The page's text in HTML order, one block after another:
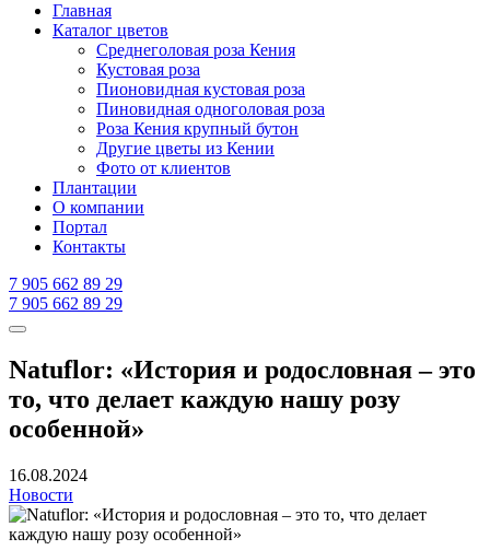
Главная
Каталог цветов
Среднеголовая роза Кения
Кустовая роза
Пионовидная кустовая роза
Пиновидная одноголовая роза
Роза Кения крупный бутон
Другие цветы из Кении
Фото от клиентов
Плантации
О компании
Портал
Контакты
7 905 662 89 29
7 905 662 89 29
Natuflor: «История и родословная – это
то, что делает каждую нашу розу
особенной»
16.08.2024
Новости